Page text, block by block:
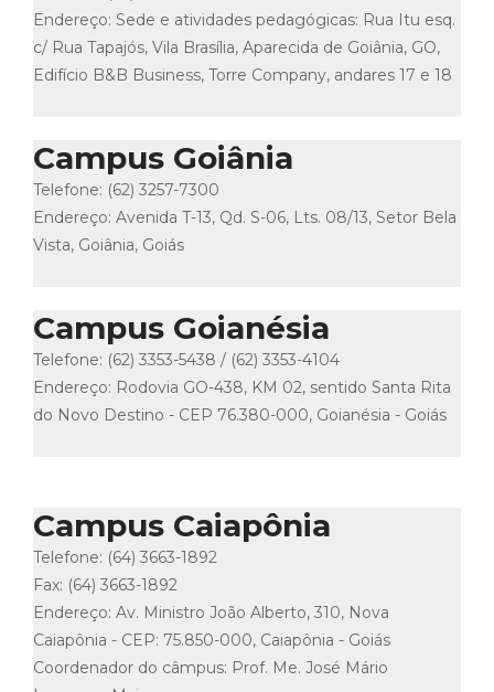
Endereço: Sede e atividades pedagógicas: Rua Itu esq.
c/ Rua Tapajós, Vila Brasília, Aparecida de Goiânia, GO,
Edifício B&B Business, Torre Company, andares 17 e 18
Campus Goiânia
Telefone: (62) 3257-7300
Endereço: Avenida T-13, Qd. S-06, Lts. 08/13, Setor Bela
Vista, Goiânia, Goiás
Campus Goianésia
Telefone: (62) 3353-5438 / (62) 3353-4104
Endereço: Rodovia GO-438, KM 02, sentido Santa Rita
do Novo Destino - CEP 76.380-000, Goianésia - Goiás
Campus Caiapônia
Telefone: (64) 3663-1892
Fax: (64) 3663-1892
Endereço: Av. Ministro João Alberto, 310, Nova
Caiapônia - CEP: 75.850-000, Caiapônia - Goiás
Coordenador do câmpus: Prof. Me. José Mário